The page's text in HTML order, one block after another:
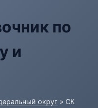
по
и
округ » СК